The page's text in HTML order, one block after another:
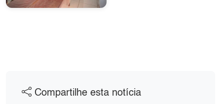
Compartilhe esta notícia